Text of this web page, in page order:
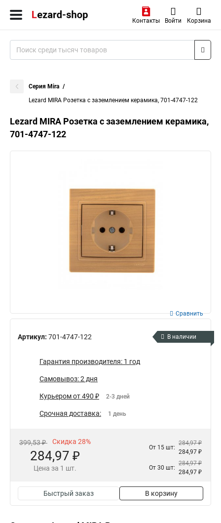
Контакты Войти Корзина
Серия Mira
Lezard MIRA Розетка с заземлением керамика, 701-4747-122
Lezard MIRA Розетка с заземлением керамика,
701-4747-122
Артикул: 701-4747-122
Сравнить
В наличии
Гарантия производителя: 1 год
Самовывоз: 2 дня
Курьером от 490 ₽ 2-3 дней
Срочная доставка: 1 день
399,53 ₽ Скидка 28%
284,97 ₽
Цена за 1 шт.
От 15 шт:
284,97 ₽
284,97 ₽
От 30 шт:
284,97 ₽
284,97 ₽
Быстрый заказ В корзину